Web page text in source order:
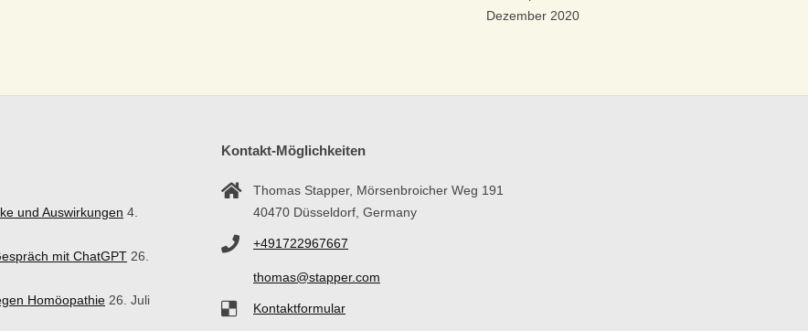
Dezember 2020
und Auswirkungen 4.
mit ChatGPT 26.
Homöopathie 26. Juli
Kontakt-Möglichkeiten
Thomas Stapper, Mörsenbroicher Weg 191
40470 Düsseldorf, Germany
+491722967667
thomas@stapper.com
Kontaktformular